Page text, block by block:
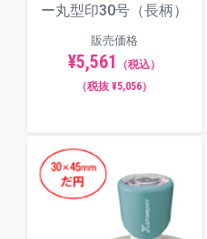
ー丸型印30号（長柄）
販売価格
¥5,561
（税込）
（税抜 ¥5,056）